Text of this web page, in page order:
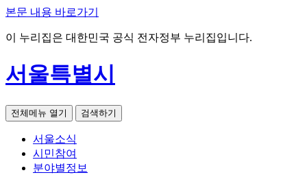
본문 내용 바로가기
이 누리집은 대한민국 공식 전자정부 누리집입니다.
서울특별시
전체메뉴 열기 검색하기
서울소식
시민참여
분야별정보